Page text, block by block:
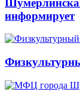
информирует